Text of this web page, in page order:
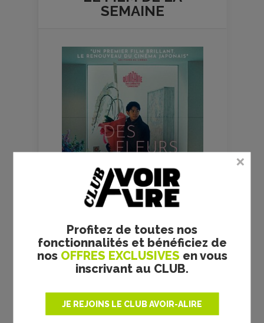
Profitez de toutes nos
fonctionnalités et bénéficiez de
nos OFFRES EXCLUSIVES en vous
inscrivant au CLUB.
JE REJOINS LE CLUB AVOIR-ALIRE
SEMAINE
FILMSCULTES